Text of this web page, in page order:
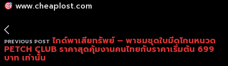
www.cheaplost.com
PREVIOUS POST ไกด์พาเสียทรัพย์ – พาชมชุดใบมีดโกนหนวด
PETCH CLUB ราคาสุดคุ้มงานคนไทยกับราคาเริ่มต้น 699
บาท เท่านั้น